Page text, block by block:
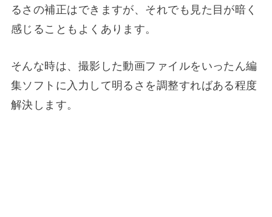
るさの補正はできますが、それでも見た目が暗く
感じることもよくあります。
そんな時は、撮影した動画ファイルをいったん編
集ソフトに入力して明るさを調整すればある程度
解決します。